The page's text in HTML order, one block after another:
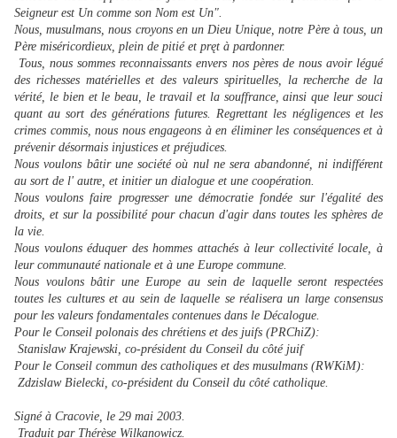
Seigneur est Un comme son Nom est Un".
Nous, musulmans, nous croyons en un Dieu Unique, notre Père à tous, un
Père miséricordieux, plein de pitié et pręt à pardonner.
Tous, nous sommes reconnaissants envers nos pères de nous avoir légué
des richesses matérielles et des valeurs spirituelles, la recherche de la
vérité, le bien et le beau, le travail et la souffrance, ainsi que leur souci
quant au sort des générations futures. Regrettant les négligences et les
crimes commis, nous nous engageons à en éliminer les conséquences et à
prévenir désormais injustices et préjudices.
Nous voulons bâtir une société où nul ne sera abandonné, ni indifférent
au sort de l' autre, et initier un dialogue et une coopération.
Nous voulons faire progresser une démocratie fondée sur l'égalité des
droits, et sur la possibilité pour chacun d'agir dans toutes les sphères de
la vie.
Nous voulons éduquer des hommes attachés à leur collectivité locale, à
leur communauté nationale et à une Europe commune.
Nous voulons bâtir une Europe au sein de laquelle seront respectées
toutes les cultures et au sein de laquelle se réalisera un large consensus
pour les valeurs fondamentales contenues dans le Décalogue.
Pour le Conseil polonais des chrétiens et des juifs (PRChiZ):
Stanislaw Krajewski, co-président du Conseil du côté juif
Pour le Conseil commun des catholiques et des musulmans (RWKiM):
Zdzislaw Bielecki, co-président du Conseil du côté catholique.
Signé à Cracovie, le 29 mai 2003.
Traduit par Thérèse Wilkanowicz.